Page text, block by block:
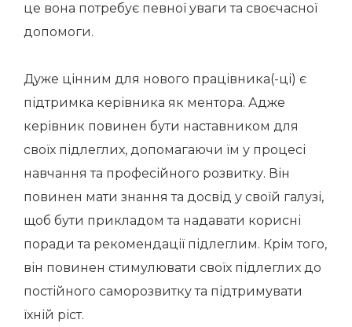
це вона потребує певної уваги та своєчасної
допомоги.
Дуже цінним для нового працівника(-ці) є
підтримка керівника як ментора. Адже
керівник повинен бути наставником для
своїх підлеглих, допомагаючи їм у процесі
навчання та професійного розвитку. Він
повинен мати знання та досвід у своїй галузі,
щоб бути прикладом та надавати корисні
поради та рекомендації підлеглим. Крім того,
він повинен стимулювати своїх підлеглих до
постійного саморозвитку та підтримувати
їхній ріст.